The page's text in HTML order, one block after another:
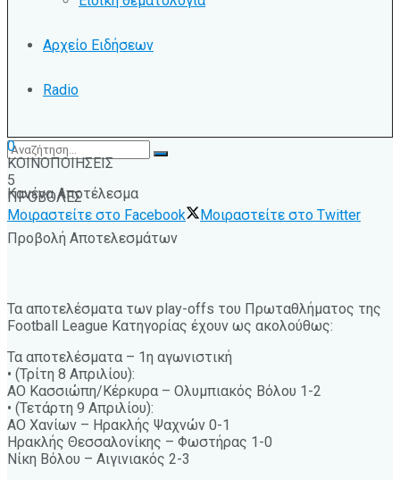
Αρχείο Ειδήσεων
Radio
Κανένα Αποτέλεσμα
Προβολή Αποτελεσμάτων
0
ΚΟΙΝΟΠΟΙΗΣΕΙΣ
5
ΠΡΟΒΟΛΕΣ
Μοιραστείτε στο Facebook
Μοιραστείτε στο Twitter
Τα αποτελέσματα των play-offs του Πρωταθλήματος της
Football League Κατηγορίας έχουν ως ακολούθως:
Τα αποτελέσματα – 1η αγωνιστική
• (Τρίτη 8 Απριλίου):
ΑΟ Κασσιώπη/Κέρκυρα – Ολυμπιακός Βόλου 1-2
• (Τετάρτη 9 Απριλίου):
ΑΟ Χανίων – Ηρακλής Ψαχνών 0-1
Ηρακλής Θεσσαλονίκης – Φωστήρας 1-0
Νίκη Βόλου – Αιγινιακός 2-3